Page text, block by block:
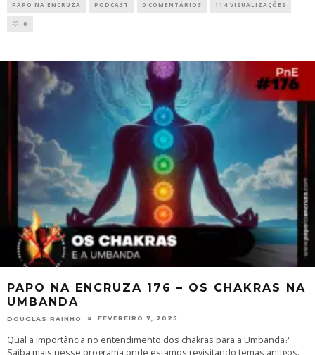
PAPO NA ENCRUZA PODCAST 0 COMENTÁRIOS 114 VISUALIZAÇÕES
0
PAPO NA ENCRUZA 176 – OS CHAKRAS NA
UMBANDA
DOUGLAS RAINHO FEVEREIRO 7, 2025
Qual a importância no entendimento dos chakras para a Umbanda?
Saiba mais nesse programa onde estamos revisitando temas antigos.